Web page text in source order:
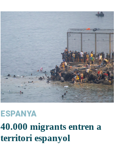
ESPANYA
40.000 migrants entren a
territori espanyol